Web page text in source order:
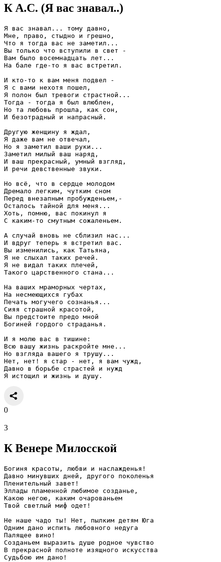
К А.С. (Я вас знавал..)
Я вас знавал... тому давно,
Мне, право, стыдно и грешно,
Что я тогда вас не заметил...
Вы только что вступили в свет -
Вам было восемнадцать лет...
На бале где-то я вас встретил.
И кто-то к вам меня подвел -
Я с вами нехотя пошел,
Я полон был тревоги страстной...
Тогда - тогда я был влюблен,
Но та любовь прошла, как сон,
И безотрадный и напрасный.
Другую женщину я ждал,
Я даже вам не отвечал,
Но я заметил ваши руки...
Заметил милый ваш наряд,
И ваш прекрасный, умный взгляд,
И речи девственные звуки.
Но всё, что в сердце молодом
Дремало легким, чутким сном
Перед внезапным пробужденьем,-
Осталось тайной для меня...
Хоть, помню, вас покинул я
С каким-то смутным сожаленьем.
А случай вновь не сблизил нас...
И вдруг теперь я встретил вас.
Вы изменились, как Татьяна,
Я не слыхал таких речей.
Я не видал таких плечей,
Такого царственного стана...
На ваших мраморных чертах,
На несмеющихся губах
Печать могучего сознанья...
Сияя страшной красотой,
Вы предстоите предо мной
Богиней гордого страданья.
И я молю вас в тишине:
Всю вашу жизнь раскройте мне...
Но взгляда вашего я трушу...
Нет, нет! я стар - нет, я вам чужд,
Давно в борьбе страстей и нужд
Я истощил и жизнь и душу.
0
3
К Венере Милосской
Богиня красоты, любви и наслажденья!
Давно минувших дней, другого поколенья
Пленительный завет!
Эллады пламенной любимое созданье,
Какою негою, каким очарованьем
Твой светлый миф одет!
Не наше чадо ты! Нет, пылким детям Юга
Одним дано испить любовного недуга
Палящее вино!
Созданьем выразить душе родное чувство
В прекрасной полноте изящного искусства
Судьбою им дано!